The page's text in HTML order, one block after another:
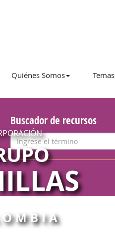
Quiénes Somos Temas
Buscador de recursos